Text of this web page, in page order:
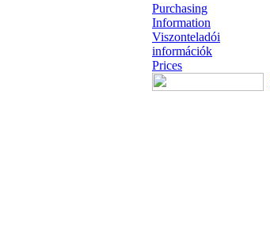
Purchasing
Information
Viszonteladói
információk
Prices